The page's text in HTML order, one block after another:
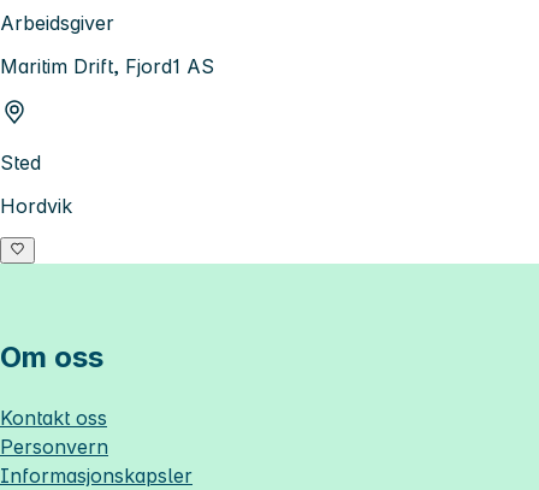
Arbeidsgiver
Maritim Drift, Fjord1 AS
Sted
Hordvik
Om oss
Kontakt oss
Personvern
Informasjonskapsler